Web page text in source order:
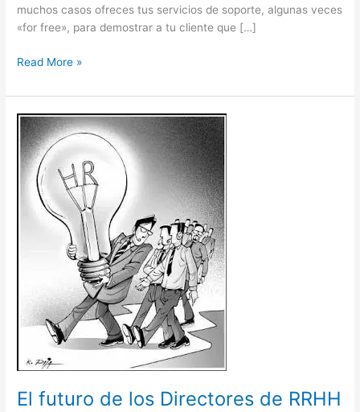
muchos casos ofreces tus servicios de soporte, algunas veces
«for free», para demostrar a tu cliente que […]
Read More »
El futuro de los Directores de RRHH
El
futuro
de
los
Directores